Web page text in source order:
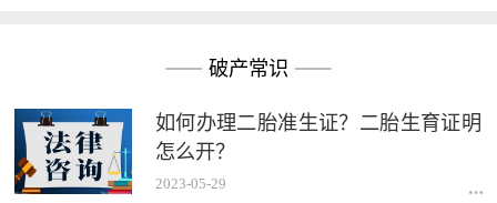
破产常识
如何办理二胎准生证？二胎生育证明
怎么开？
2023-05-29